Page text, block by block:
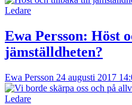
Ledare
Ewa Persson: Höst
jämställdheten?
Ewa Persson 24 augusti 2017
Ledare